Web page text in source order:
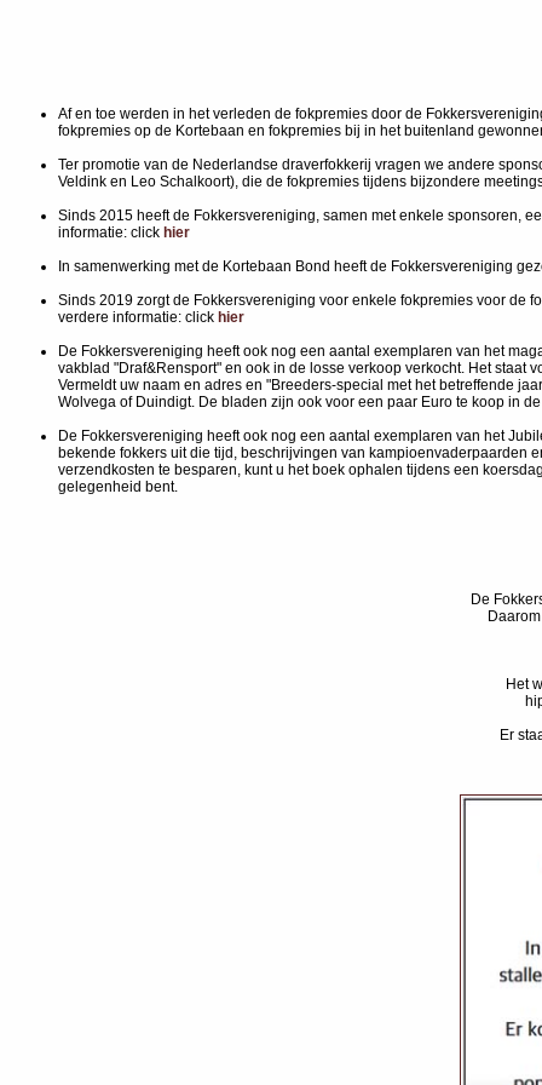
Af en toe werden in het verleden de fokpremies door de
fokpremies op de Kortebaan en fokpremies bij in het buitenland
Ter promotie van de Nederlandse draverfokkerij vragen we andere
Veldink en Leo Schalkoort), die de fokpremies tijdens bijzondere
Sinds 2015 heeft de Fokkersvereniging, samen met enkele sponsoren,
informatie: click hier
In samenwerking met de Kortebaan Bond heeft de Fokkersvereniging
Sinds 2019 zorgt de Fokkersvereniging voor enkele fokpremies voor de
verdere informatie: click hier
De Fokkersvereniging heeft ook nog een aantal exemplaren van het
vakblad "Draf&Rensport" en ook in de losse verkoop verkocht. Het
Vermeldt uw naam en adres en "Breeders-special met het betreffende
Wolvega of Duindigt. De bladen zijn ook voor een paar Euro te koop in
De Fokkersvereniging heeft ook nog een aantal exemplaren van het
bekende fokkers uit die tijd, beschrijvingen van kampioenvaderpaarden
verzendkosten te besparen, kunt u het boek ophalen tijdens een
gelegenheid bent.
De
Het
Er